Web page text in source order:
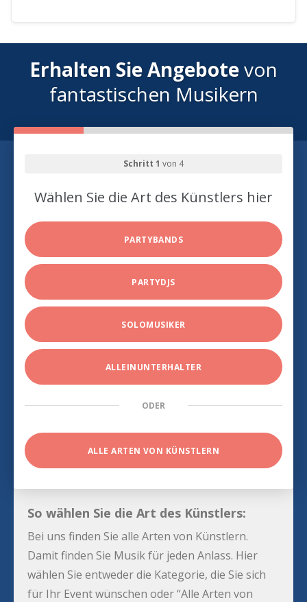
Erhalten Sie Angebotevon
fantastischen Musikern
Schritt 1 von 4
Wählen Sie die Art des Künstlers hier
PARTYBANDS
PARTYDJS
SOLOMUSIKER
ALLEINUNTERHALTER
ODER
ALLE ARTEN VON KÜNSTLERN
So wählen Sie die Art des Künstlers:
Bei uns finden Sie alle Arten von Künstlern.
Damit finden Sie Musik für jeden Anlass. Hier
wählen Sie entweder die Kategorie, die Sie sich
für Ihr Event wünschen oder “Alle Arten von